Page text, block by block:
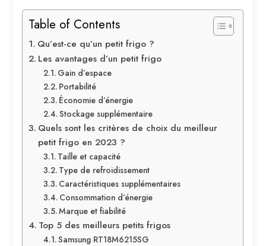
Table of Contents
Qu’est-ce qu’un petit frigo ?
Les avantages d’un petit frigo
Gain d’espace
Portabilité
Économie d’énergie
Stockage supplémentaire
Quels sont les critères de choix du meilleur
petit frigo en 2023 ?
Taille et capacité
Type de refroidissement
Caractéristiques supplémentaires
Consommation d’énergie
Marque et fiabilité
Top 5 des meilleurs petits frigos
Samsung RT18M6215SG